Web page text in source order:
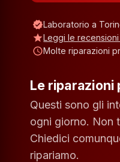
verifiedLaboratorio a
starLeggi le
scheduleMolte riparazioni
Le riparazioni
Questi sono gli
ogni giorno. Non
Chiedici
ripariamo.